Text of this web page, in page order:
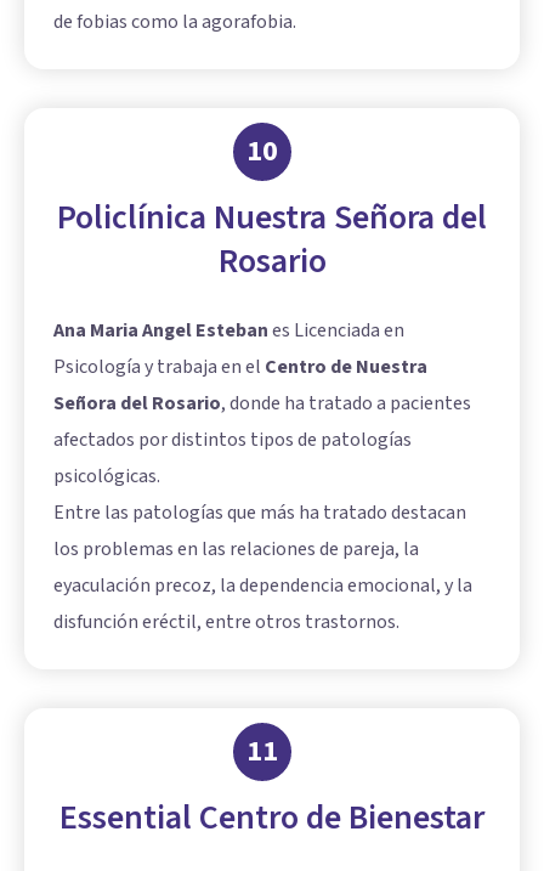
de fobias como la agorafobia.
10
Policlínica Nuestra Señora del
Rosario
Ana Maria Angel Estebanes Licenciada en
Psicología y trabaja en el Centro de Nuestra
Señora del Rosario, donde ha tratado a pacientes
afectados por distintos tipos de patologías
psicológicas.
Entre las patologías que más ha tratado destacan
los problemas en las relaciones de pareja, la
eyaculación precoz, la dependencia emocional, y la
disfunción eréctil, entre otros trastornos.
11
Essential Centro de Bienestar